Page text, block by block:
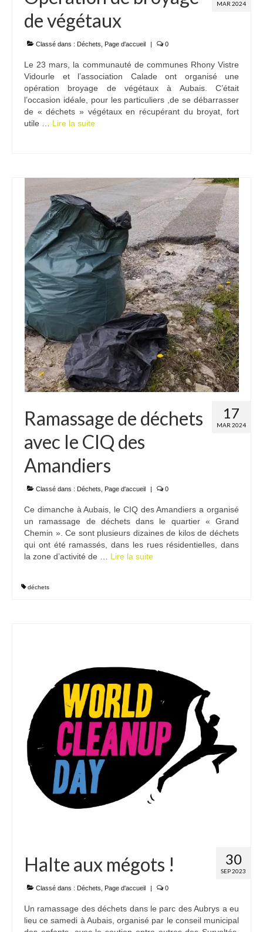
MAR 2024
de végétaux
Classé dans : Déchets Page d'accueil | 0
Le 23 mars, la communauté de communes Rhony Vistre
Vidourle et l’association Calade ont organisé une
opération broyage de végétaux à Aubais. C’était
l’occasion idéale, pour les particuliers ,de se débarrasser
de « déchets » végétaux en récupérant du broyat, fort
utile … Lire la suite­­
17
MAR 2024
Ramassage de déchets
avec le CIQ des
Amandiers
Classé dans : Déchets Page d'accueil | 0
Ce dimanche à Aubais, le CIQ des Amandiers a organisé
un ramassage de déchets dans le quartier « Grand
Chemin ». Ce sont plusieurs dizaines de kilos de déchets
qui ont été ramassés, dans les rues résidentielles, dans
la zone d’activité de … Lire la suite­­
déchets
30
SEP 2023
Halte aux mégots !
Classé dans : Déchets Page d'accueil | 0
Un ramassage des déchets dans le parc des Aubrys a eu
lieu ce samedi à Aubais, organisé par le conseil municipal